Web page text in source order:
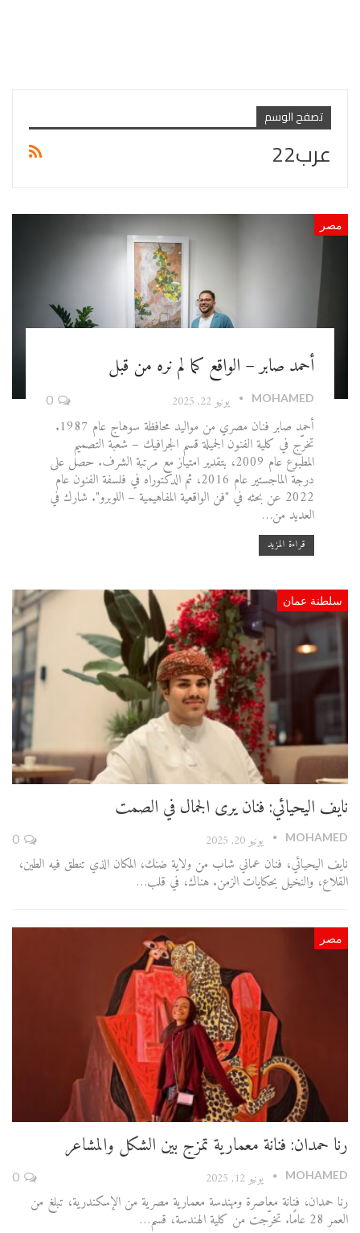
تصفح الوسم
عرب22
مصر
أحمد صابر – الواقع كما لم نره من قبل
MOHAMED يونيو 22, 2025 0
أحمد صابر فنان مصري من مواليد محافظة سوهاج عام 1987.
تخرّج في كلية الفنون الجميلة قسم الجرافيك – شعبة التصميم
المطبوع عام 2009، بتقدير امتياز مع مرتبة الشرف. حصل على
درجة الماجستير عام 2016، ثم الدكتوراه في فلسفة الفنون عام
2022 عن بحثه في "فن الواقعية المفاهيمية – اللوبرو". شارك في
العديد من…
قراءة المزيد
سلطنة عمان
نايف اليحيائي: فنان يرى الجمال في الصمت
MOHAMED يونيو 20, 2025
نايف اليحيائي، فنان عماني شاب من ولاية ضنك، المكان الذي تنطق فيه الطين،
القلاع، والنخيل بحكايات الزمن. هناك، في قلب…
مصر
رنا حمدان: فنانة معمارية تمزج بين الشكل والمشاعر
MOHAMED يونيو 12, 2025
رنا حمدان، فنانة معاصرة ومهندسة معمارية مصرية من الإسكندرية، تبلغ من
العمر 28 عامًا. تخرّجت من كلية الهندسة، قسم…